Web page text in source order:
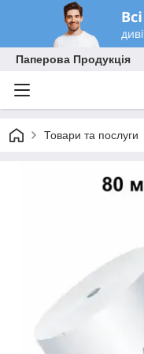
Паперова Продукція
Товари та послуги